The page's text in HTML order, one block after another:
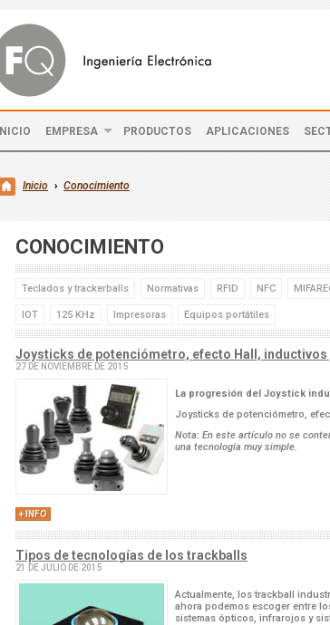
INICIO EMPRESA PRODUCTOS APLICACIONES
Inicio › Conocimiento
CONOCIMIENTO
Teclados y trackerballs Normativas RFID NFC
IOT 125 KHz Impresoras Equipos portátiles
Joysticks de potenciómetro, efecto Hall, inductivos
27 DE NOVIEMBRE DE 2015
La progresión del Joystick
Joysticks de potenciómetro,
Nota: En este artículo no se
una tecnología muy simple.
+ INFO
Tipos de tecnologías de los trackballs
21 DE JULIO DE 2015
Actualmente, los trackball
ahora podemos escoger entre
sistemas ópticos, infrarojos y